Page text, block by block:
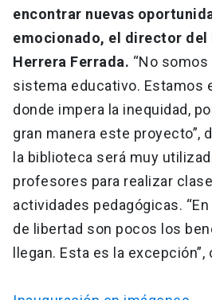
encontrar nuevas
emocionado, el director del
Herrera Ferrada. “No somos
sistema educativo. Estamos
donde impera la inequidad,
gran manera este proyecto”,
la biblioteca será muy
profesores para realizar
actividades pedagógicas.
de libertad son pocos los
llegan. Esta es la